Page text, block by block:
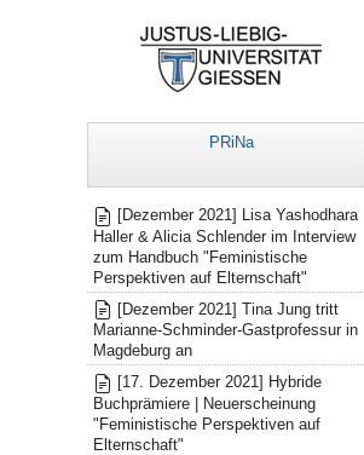
PRiNa
Mitteilungen
[Dezember 2021] Lisa Yashodhara
Haller & Alicia Schlender im Interview
zum Handbuch "Feministische
Perspektiven auf Elternschaft"
[Dezember 2021] Tina Jung tritt
Marianne-Schminder-Gastprofessur in
Magdeburg an
[17. Dezember 2021] Hybride
Buchprämiere | Neuerscheinung
"Feministische Perspektiven auf
Elternschaft"